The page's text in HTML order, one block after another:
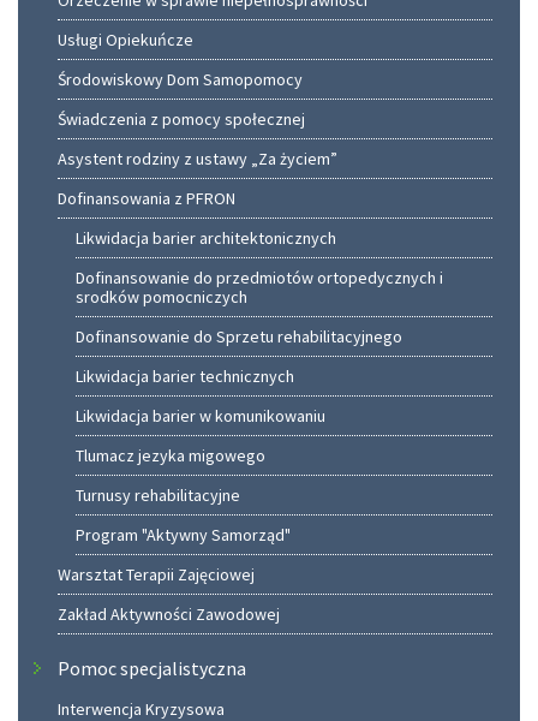
Usługi Opiekuńcze
Środowiskowy Dom Samopomocy
Świadczenia z pomocy społecznej
Asystent rodziny z ustawy „Za życiem”
Dofinansowania z PFRON
Likwidacja barier architektonicznych
Dofinansowanie do przedmiotów ortopedycznych i
srodków pomocniczych
Dofinansowanie do Sprzetu rehabilitacyjnego
Likwidacja barier technicznych
Likwidacja barier w komunikowaniu
Tlumacz jezyka migowego
Turnusy rehabilitacyjne
Program "Aktywny Samorząd"
Warsztat Terapii Zajęciowej
Zakład Aktywności Zawodowej
Pomoc specjalistyczna
Interwencja Kryzysowa